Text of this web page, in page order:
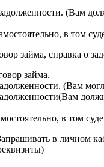
(Вам
в том
займа, справка о
займа.
(Вам
в том
в личном